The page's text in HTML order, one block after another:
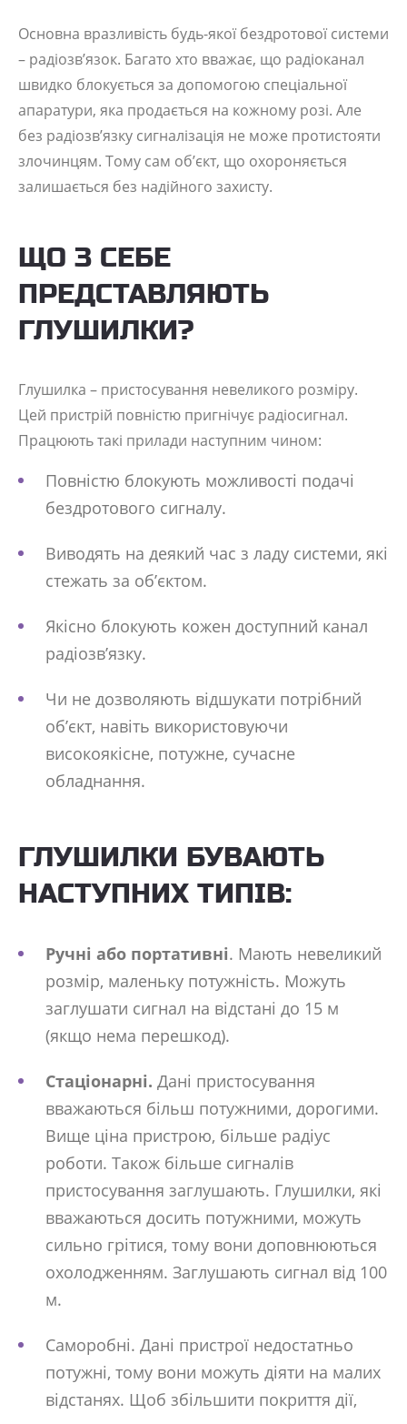
Основна вразливість будь-якої бездротової системи
– радіозв’язок. Багато хто вважає, що радіоканал
швидко блокується за допомогою спеціальної
апаратури, яка продається на кожному розі. Але
без радіозв’язку сигналізація не може протистояти
злочинцям. Тому сам об’єкт, що охороняється
залишається без надійного захисту.
ЩО З СЕБЕ
ПРЕДСТАВЛЯЮТЬ
ГЛУШИЛКИ?
Глушилка – пристосування невеликого розміру.
Цей пристрій повністю пригнічує радіосигнал.
Працюють такі прилади наступним чином:
Повністю блокують можливості подачі
бездротового сигналу.
Виводять на деякий час з ладу системи, які
стежать за об’єктом.
Якісно блокують кожен доступний канал
радіозв’язку.
Чи не дозволяють відшукати потрібний
об’єкт, навіть використовуючи
високоякісне, потужне, сучасне
обладнання.
ГЛУШИЛКИ БУВАЮТЬ
НАСТУПНИХ ТИПІВ:
Ручні або портативні. Мають невеликий
розмір, маленьку потужність. Можуть
заглушати сигнал на відстані до 15 м
(якщо нема перешкод).
Стаціонарні. Дані пристосування
вважаються більш потужними, дорогими.
Вище ціна пристрою, більше радіус
роботи. Також більше сигналів
пристосування заглушають. Глушилки, які
вважаються досить потужними, можуть
сильно грітися, тому вони доповнюються
охолодженням. Заглушають сигнал від 100
м.
Саморобні. Дані пристрої недостатньо
потужні, тому вони можуть діяти на малих
відстанях. Щоб збільшити покриття дії,